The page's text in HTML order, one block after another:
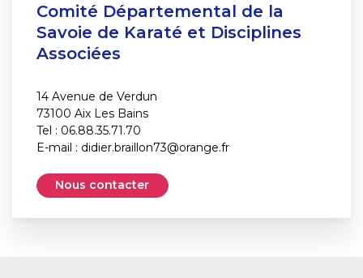
Comité Départemental de la
Savoie de Karaté et Disciplines
Associées
14 Avenue de Verdun
73100 Aix Les Bains
Tel : 06.88.35.71.70
E-mail : didier.braillon73@orange.fr
Nous contacter